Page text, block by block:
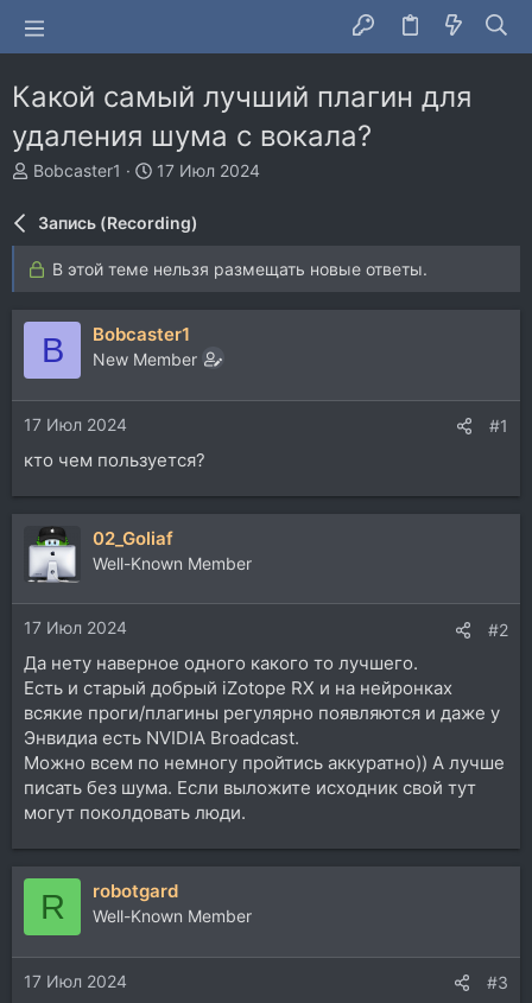
Какой самый лучший плагин для
удаления шума с вокала?
А
т
р
т
м
Bobcaster1
Д
т
а
а
а
17 Июл 2024
Запись (Recording)
В этой теме нельзя размещать новые ответы.
B Bobcaster1
New Member
17 Июл 2024 #1
кто чем пользуется?
02_Goliaf
Well-Known Member
17 Июл 2024 #2
Да нету наверное одного какого то лучшего.
Есть и старый добрый iZotope RX и на нейронках
всякие проги/плагины регулярно появляются и даже у
Энвидиа есть NVIDIA Broadcast.
Можно всем по немногу пройтись аккуратно)) А лучше
писать без шума. Если выложите исходник свой тут
могут поколдовать люди.
R robotgard
Well-Known Member
17 Июл 2024 #3